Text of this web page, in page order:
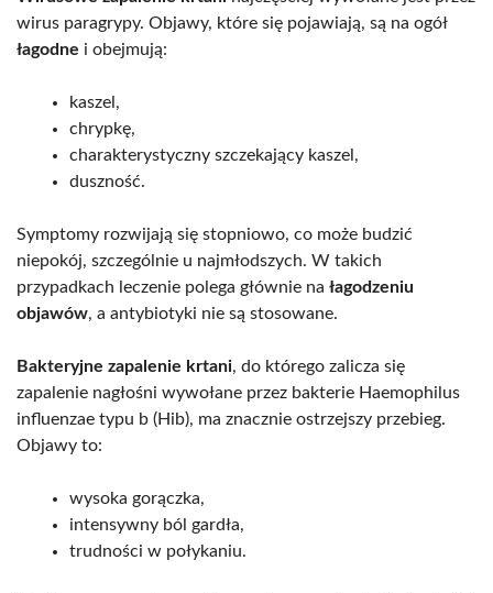
wirus paragrypy. Objawy, które się pojawiają, są na ogół
łagodne i obejmują:
kaszel,
chrypkę,
charakterystyczny szczekający kaszel,
duszność.
Symptomy rozwijają się stopniowo, co może budzić
niepokój, szczególnie u najmłodszych. W takich
przypadkach leczenie polega głównie na łagodzeniu
objawów, a antybiotyki nie są stosowane.
Bakteryjne zapalenie krtani, do którego zalicza się
zapalenie nagłośni wywołane przez bakterie Haemophilus
influenzae typu b (Hib), ma znacznie ostrzejszy przebieg.
Objawy to:
wysoka gorączka,
intensywny ból gardła,
trudności w połykaniu.